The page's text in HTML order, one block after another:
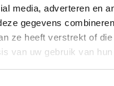
media, adverteren en
gegevens
ze heeft verstrekt of
van uw gebruik van
Sarenza Schiesser